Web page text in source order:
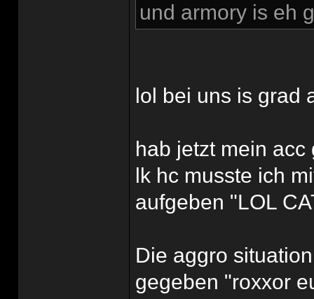
und armory is eh
lol bei uns is grad
hab jetzt mein
lk hc musste ich
aufgeben "LOL
Die aggro
gegeben "roxxor